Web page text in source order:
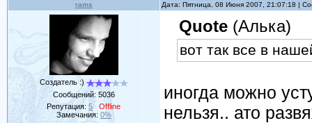
rams Дата: Пятница, 08 Июня 2007, 21:07:18 |
Создатель :)
Сообщений: 5036
Репутация:5
Offline
Замечания: 0%
Quote(Алька)
вот так все в
иногда можно
нельзя.. ато